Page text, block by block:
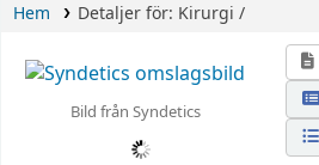
Hem Detaljer för: Kirurgi /
Bild från Syndetics